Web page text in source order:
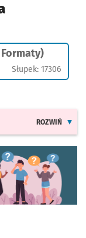
Słupek: 17306
ROZWIŃ
karcie